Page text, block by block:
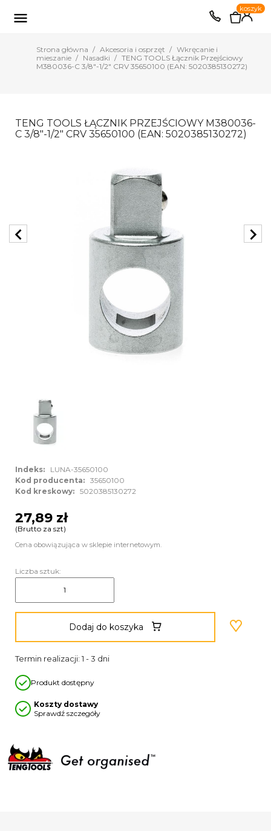
EUR PLN

0
koszyk
Strona główna Akcesoria i osprzęt
Wkręcanie i
mieszanie
Nasadki
TENG TOOLS Łącznik Przejściowy
M380036-C 3/8"-1/2" CRV 35650100 (EAN: 5020385130272)
TENG TOOLS ŁĄCZNIK PRZEJŚCIOWY M380036-
C 3/8"-1/2" CRV 35650100 (EAN: 5020385130272)
chevron_left chevron_right
Indeks:
LUNA-35650100
Kod producenta: 35650100
Kod kreskowy: 5020385130272
27,89 zł
(Brutto za szt)
Cena obowiązująca w sklepie internetowym.
Liczba sztuk:
Dodaj do koszyka
Termin realizacji: 1 - 3 dni
Produkt dostępny
Koszty dostawy
Sprawdź szczegóły